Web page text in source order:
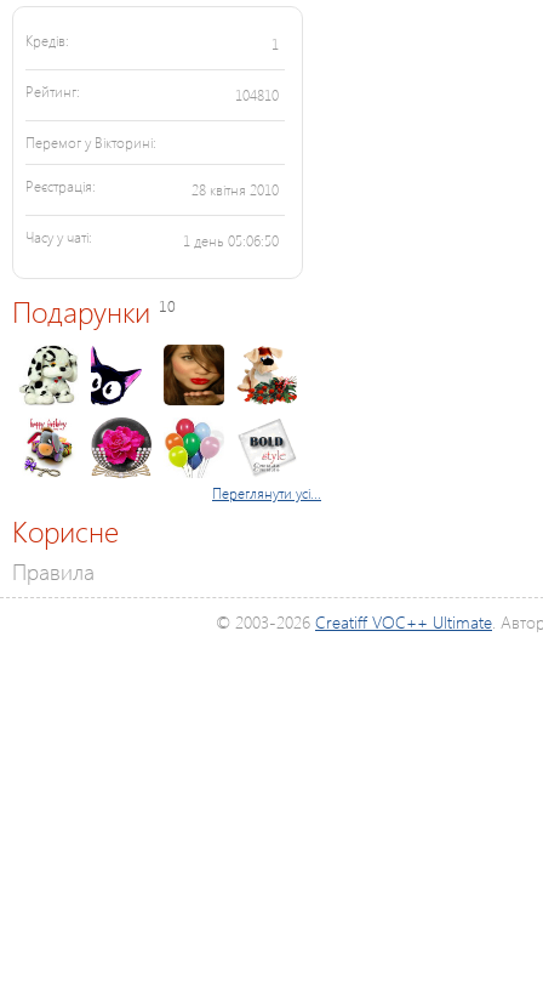
Кредів: 1
Рейтинг: 104810
Перемог у Вікторині:
Реєстрація: 28 квітня 2010
Часу у чаті: 1 день 05:06:50
Подарунки 10
Переглянути усі...
Корисне
Правила
© 2003-2026 Creatiff VOC++ Ultimate.